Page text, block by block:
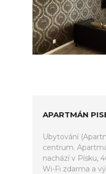
APARTMÁN
Ubytování
centrum.
nachází v Písku,
Wi-Fi zdarma a